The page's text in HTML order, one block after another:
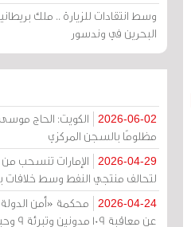
وسط انتقادات للزيارة .. ملك
البحرين في وندسور
2026-06-02
الكويت: الحاج
مظلومًا بالسجن المركزي
2026-04-29
الإمارات تنسحب
لتحالف منتجي النفط وسط خلافات
2026-04-24
محكمة «أمن